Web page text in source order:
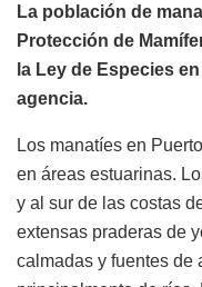
La población de
Protección de
la Ley de Especies
agencia.
Los manatíes en
en áreas estuarinas.
y al sur de las costas
extensas praderas de
calmadas y fuentes de